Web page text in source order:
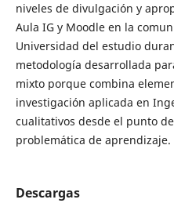
niveles de divulgación y
Aula IG y Moodle en la
Universidad del estudio
metodología desarrollada
mixto porque combina
investigación aplicada en
cualitativos desde el punto
problemática de aprendizaje.
Descargas